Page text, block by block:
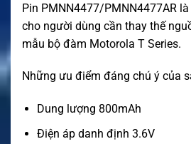
Pin PMNN4477/PMNN4477AR
cho người dùng cần thay thế
mẫu bộ đàm Motorola T Series.
Những ưu điểm đáng chú ý của
Dung lượng 800mAh
Điện áp danh định 3.6V